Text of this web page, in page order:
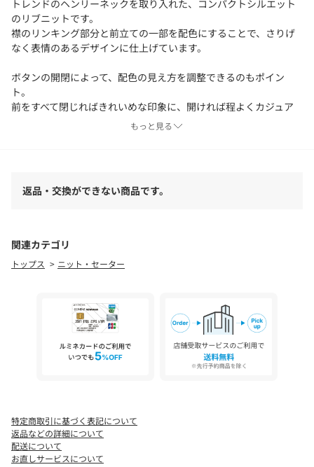
トレンドのヘンリーネックを取り入れた、コンパクトシルエット
のリブニットです。
襟のリンキング部分と前立ての一部を配色にすることで、さりげ
なく表情のあるデザインに仕上げています。
ボタンの開閉によって、配色の見え方を調整できるのもポイン
ト。
前をすべて閉じればきれいめな印象に、開ければ程よくカジュア
ルダウンでき、幅広い着こなしに対応します。
体に程よくフィットしながらも、窮屈さを感じにくい快適な着心
【スタイリング】
ジャケットのインナーとして合わせれば、きれいめな通勤スタイ
イルも楽しめます。
ボタンの開け閉めで印象を変えながら、幅広いシーンで活躍しま
※製品寸法は平置きのスペックとなっております。こちらの商品
※照明の関係により、実際よりも色味が違って見える場合があり
ます。また、パソコン・スマートフォンなどの環境により、若干
製品と画像のカラーが異なる場合もございます。
もっと見る
返品・交換ができない商品です。
関連カテゴリ
トップス ニット・セーター
特定商取引に基づく表記について
返品などの詳細について
配送について
お直しサービスについて